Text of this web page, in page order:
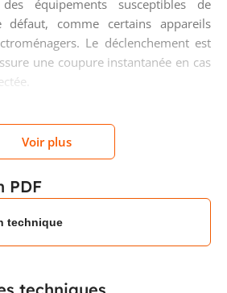
équipements susceptibles de
comme certains appareils
Le déclenchement est
une coupure instantanée en cas
coupure 10 kA pour
divisionnaire
coupure nominale de 10 kA selon EN
différentiel est conçu pour
Voir plus
PDF
technique